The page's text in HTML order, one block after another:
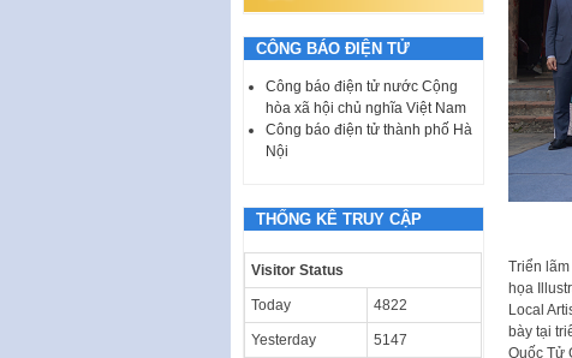
Triển
họa
Local
bày tại
Quốc Tử
CÔNG BÁO ĐIỆN TỬ
Công báo điện tử nước Cộng
hòa xã hội chủ nghĩa Việt Nam
Công báo điện tử thành phố Hà
Nội
THỐNG KÊ TRUY CẬP
Visitor Status
Today 4822
Yesterday 5147